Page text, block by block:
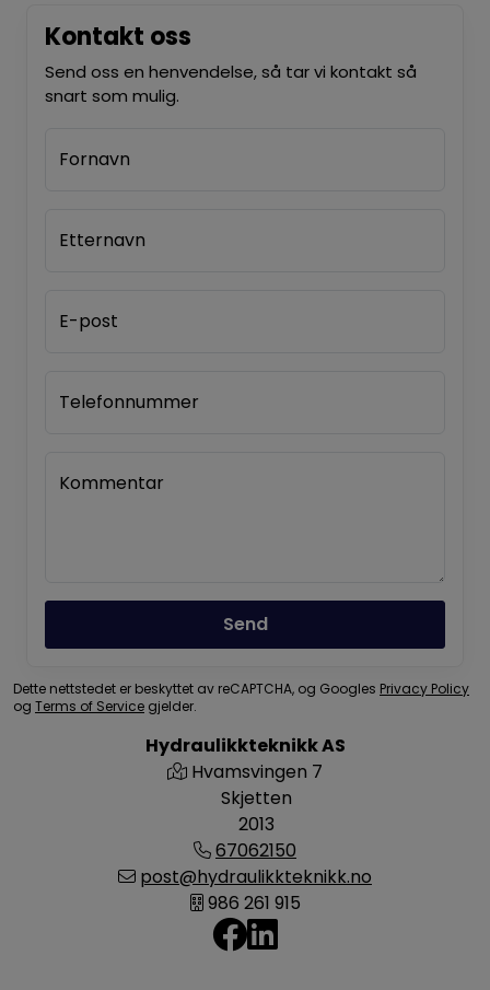
Hydraulikkteknikk AS
Hvamsvingen 7
Skjetten
2013
67062150
post@hydraulikkteknikk.no
986 261 915
Kontakt oss
Send oss en henvendelse, så tar vi kontakt så
snart som mulig.
Fornavn
Etternavn
E-post
Telefonnummer
Kommentar
Send
Dette nettstedet er beskyttet av reCAPTCHA, og Googles Privacy Policy
og Terms of Service gjelder.